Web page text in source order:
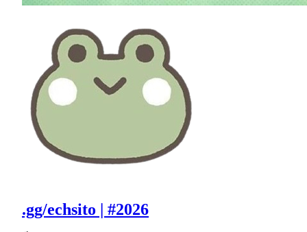
.gg/echsito | #2026